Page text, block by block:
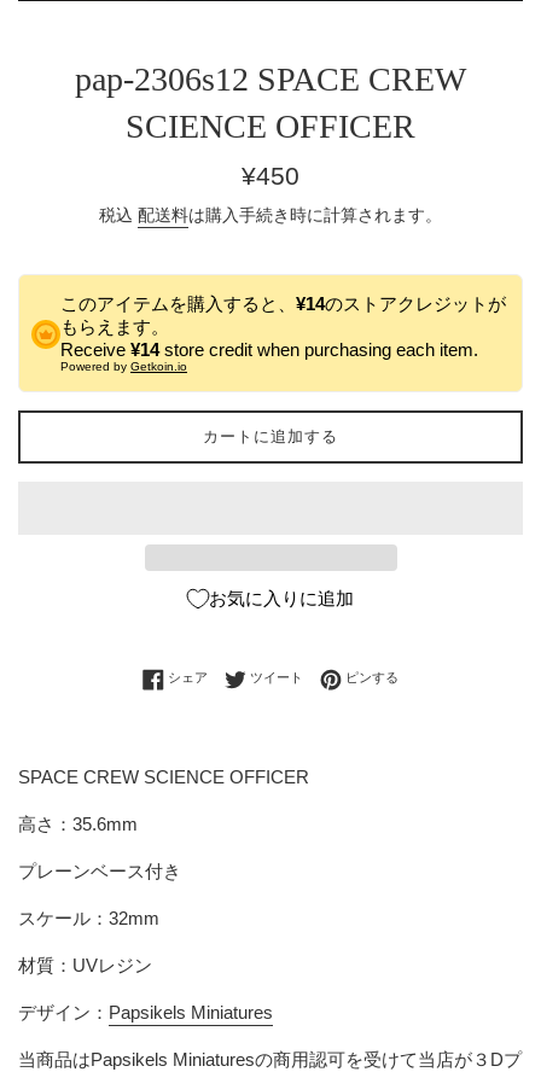
pap-2306s12 SPACE CREW
SCIENCE OFFICER
通
価
¥450
税込 配送料は購入手続き時に計算されます。
このアイテムを購入すると、 ¥14のストアクレジットが
もらえます。
Receive ¥14store credit when purchasing each item.
Powered by Getkoin.io
カートに追加する
お気に入りに追加
シェア Facebookでシェアする
ツイート Twitterに投稿する
ピンする
SPACE CREW SCIENCE OFFICER
高さ：35.6mm
プレーンベース付き
スケール：32mm
材質：UVレジン
デザイン： Papsikels Miniatures
当商品はPapsikels Miniaturesの商用認可を受けて当店が３Dプ